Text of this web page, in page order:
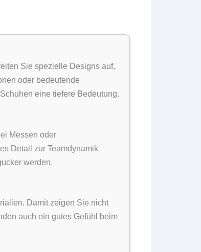
Sie spezielle Designs auf,
oder bedeutende
eine tiefere Bedeutung.
Messen oder
Detail zur Teamdynamik
werden.
Damit zeigen Sie nicht
auch ein gutes Gefühl beim